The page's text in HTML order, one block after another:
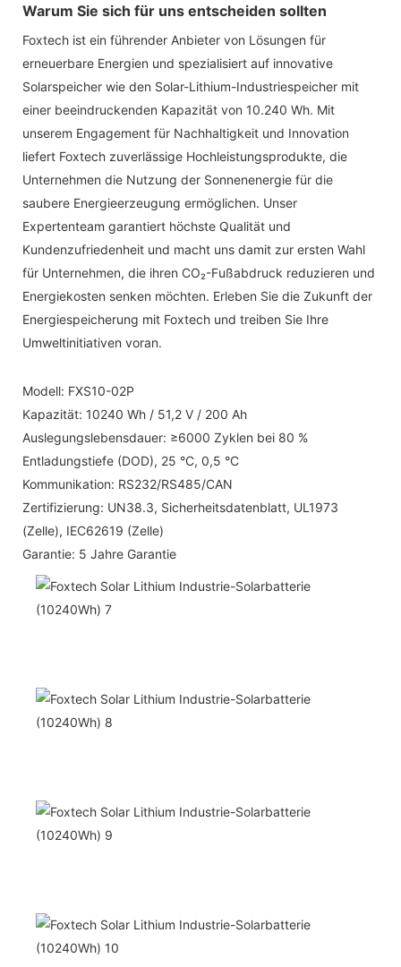
Warum Sie sich für uns entscheiden sollten
Foxtech ist ein führender Anbieter von Lösungen für
erneuerbare Energien und spezialisiert auf innovative
Solarspeicher wie den Solar-Lithium-Industriespeicher mit
einer beeindruckenden Kapazität von 10.240 Wh. Mit
unserem Engagement für Nachhaltigkeit und Innovation
liefert Foxtech zuverlässige Hochleistungsprodukte, die
Unternehmen die Nutzung der Sonnenenergie für die
saubere Energieerzeugung ermöglichen. Unser
Expertenteam garantiert höchste Qualität und
Kundenzufriedenheit und macht uns damit zur ersten Wahl
für Unternehmen, die ihren CO₂-Fußabdruck reduzieren und
Energiekosten senken möchten. Erleben Sie die Zukunft der
Energiespeicherung mit Foxtech und treiben Sie Ihre
Umweltinitiativen voran.
Modell: FXS10-02P
Kapazität: 10240 Wh / 51,2 V / 200 Ah
Auslegungslebensdauer: ≥6000 Zyklen bei 80 %
Entladungstiefe (DOD), 25 °C, 0,5 °C
Kommunikation: RS232/RS485/CAN
Zertifizierung: UN38.3, Sicherheitsdatenblatt, UL1973
(Zelle), IEC62619 (Zelle)
Garantie: 5 Jahre Garantie